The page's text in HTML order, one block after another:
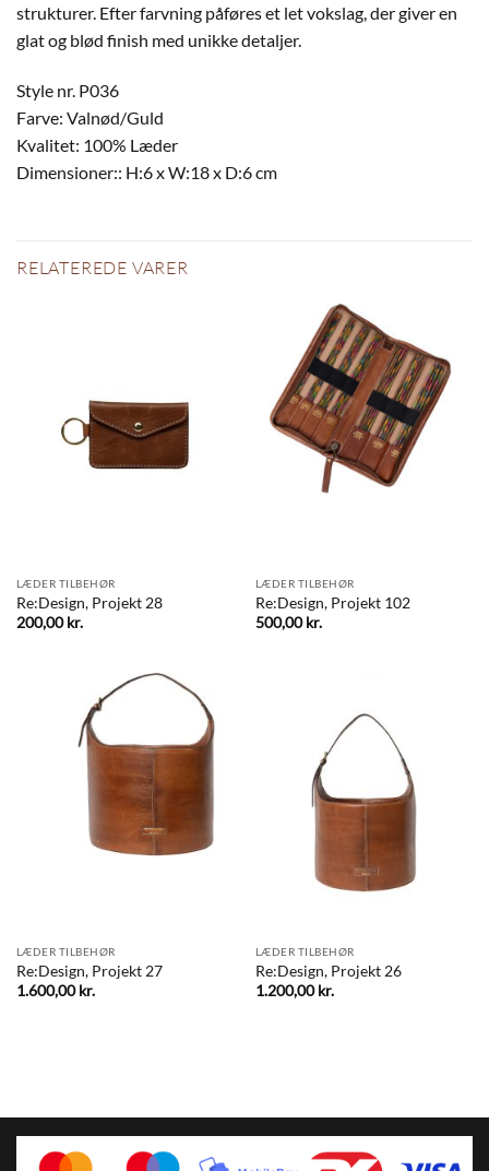
strukturer. Efter farvning påføres et let vokslag, der giver en
glat og blød finish med unikke detaljer.
Style nr. P036
Farve: Valnød/Guld
Kvalitet: 100% Læder
Dimensioner:: H:6 x W:18 x D:6 cm
RELATEREDE VARER
LÆDER TILBEHØR
Re:Design, Projekt 28
200,00kr.
LÆDER TILBEHØR
Re:Design, Projekt 102
500,00kr.
LÆDER TILBEHØR
Re:Design, Projekt 27
1.600,00kr.
LÆDER TILBEHØR
Re:Design, Projekt 26
1.200,00kr.